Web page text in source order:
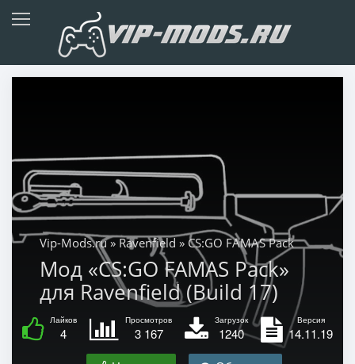
Vip-Mods.ru»Ravenfield» CS:GO FAMAS Pack
Мод «CS:GO FAMAS Pack»
для Ravenfield (Build 17)
Лайков
4
Просмотров
3 167
Загрузок
1240
Версия
14.11.19